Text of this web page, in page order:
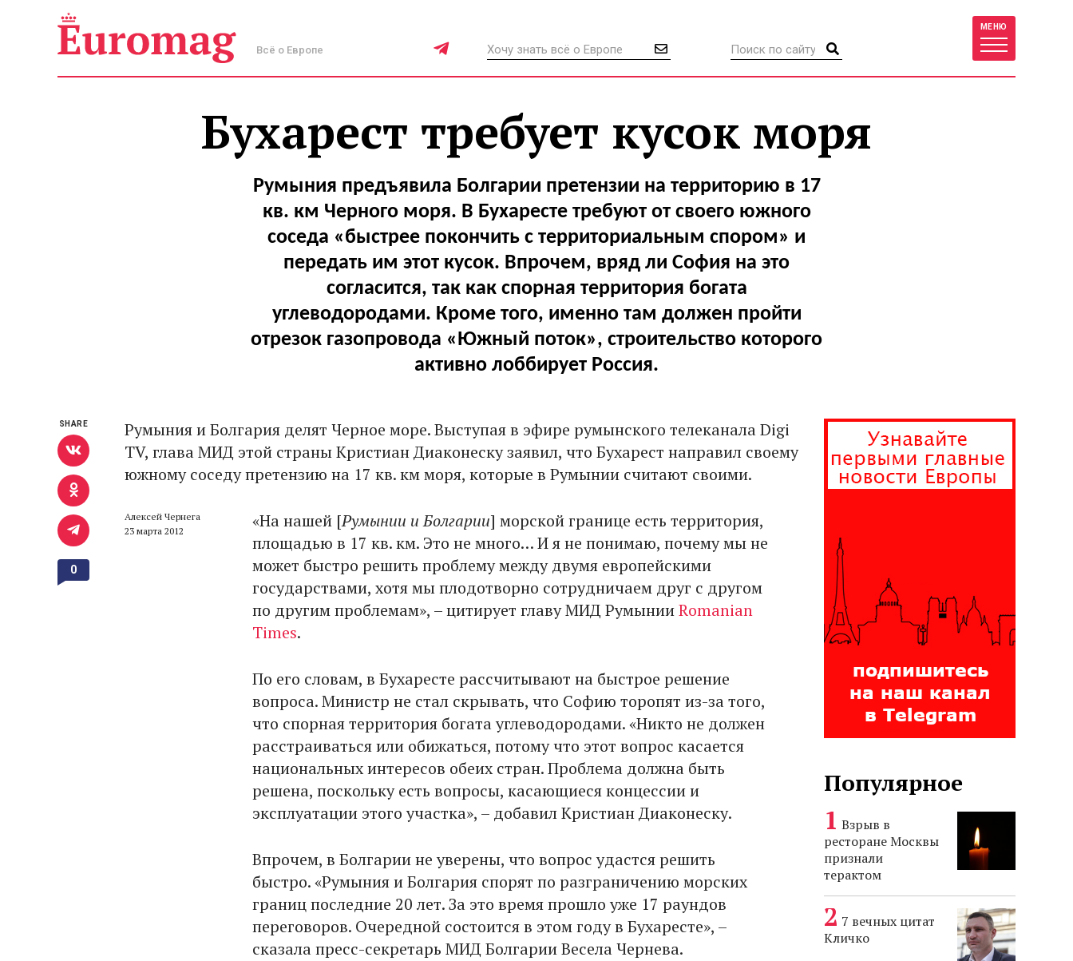
Всё о Европе
МЕНЮ
Бухарест требует кусок моря
Румыния предъявила Болгарии претензии на территорию в 17
кв. км Черного моря. В Бухаресте требуют от своего южного
соседа «быстрее покончить с территориальным спором» и
передать им этот кусок. Впрочем, вряд ли София на это
согласится, так как спорная территория богата
углеводородами. Кроме того, именно там должен пройти
отрезок газопровода «Южный поток», строительство которого
активно лоббирует Россия.
Румыния и Болгария делят Черное море. Выступая в эфире румынского телеканала Digi
TV, глава МИД этой страны Кристиан Диаконеску заявил, что Бухарест направил своему
южному соседу претензию на 17 кв. км моря, которые в Румынии считают своими.
Алексей Чернега
23 марта 2012
«На нашей [Румынии и Болгарии] морской границе есть территория,
площадью в 17 кв. км. Это не много… И я не понимаю, почему мы не
может быстро решить проблему между двумя европейскими
государствами, хотя мы плодотворно сотрудничаем друг с другом
по другим проблемам», – цитирует главу МИД РумынииRomanian
Times.
По его словам, в Бухаресте рассчитывают на быстрое решение
вопроса. Министр не стал скрывать, что Софию торопят из-за того,
что спорная территория богата углеводородами. «Никто не должен
расстраиваться или обижаться, потому что этот вопрос касается
национальных интересов обеих стран. Проблема должна быть
решена, поскольку есть вопросы, касающиеся концессии и
эксплуатации этого участка», – добавил Кристиан Диаконеску.
Впрочем, в Болгарии не уверены, что вопрос удастся решить
быстро. «Румыния и Болгария спорят по разграничению морских
границ последние 20 лет. За это время прошло уже 17 раундов
переговоров. Очередной состоится в этом году в Бухаресте», –
сказала пресс-секретарь МИД Болгарии Весела Чернева.
SHARE
0
Популярное
Взрыв в
ресторане Москвы
признали
терактом
7 вечных цитат
Кличко